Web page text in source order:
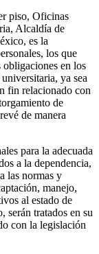
piso, Oficinas
Alcaldía de
es la
los que
en los
ya sea
fin relacionado con
de
de manera
para la adecuada
a la dependencia,
las normas y
manejo,
al estado de
serán tratados en su
con la legislación